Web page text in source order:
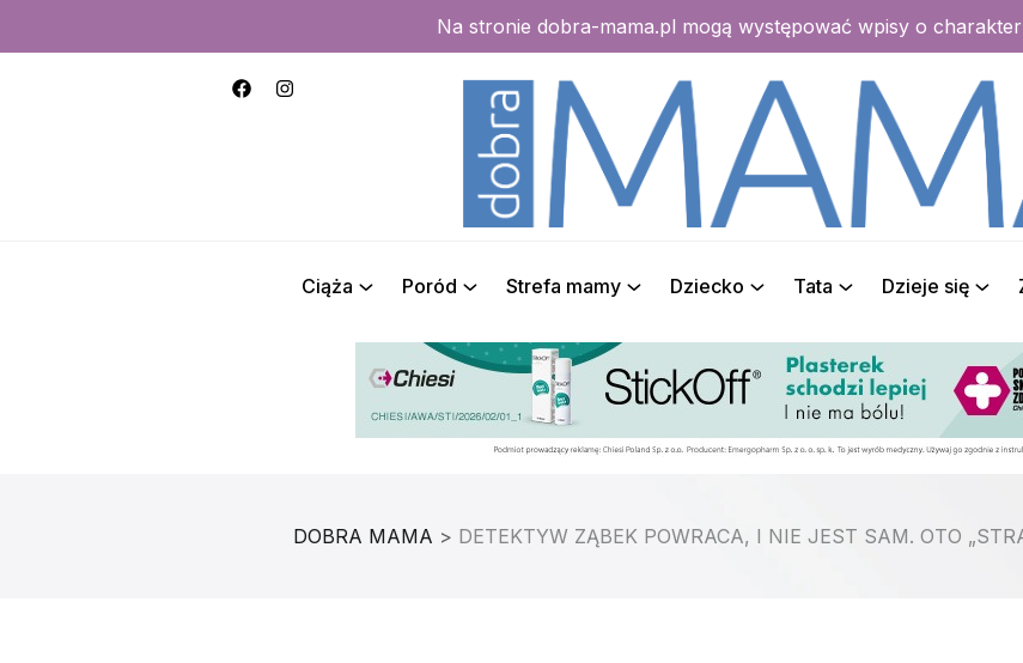
Na stronie dobra-mama.pl mogą występować wpisy o
Ciąża Poród Strefa mamy Dziecko Tata Dzieje się
DOBRA MAMA > DETEKTYW ZĄBEK POWRACA, I NIE JEST SAM. OTO